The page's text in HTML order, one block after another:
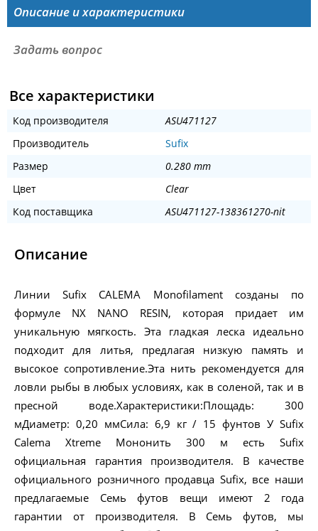
Описание и характеристики
Задать вопрос
Все характеристики
Код производителя
ASU471127
Производитель
Sufix
Размер
0.280 mm
Цвет
Clear
Код поставщика
ASU471127-138361270-nit
Описание
Линии Sufix CALEMA Monofilament созданы по
формуле NX NANO RESIN, которая придает им
уникальную мягкость. Эта гладкая леска идеально
подходит для литья, предлагая низкую память и
высокое сопротивление.Эта нить рекомендуется для
ловли рыбы в любых условиях, как в соленой, так и в
пресной воде.Характеристики:Площадь: 300
мДиаметр: 0,20 ммСила: 6,9 кг / 15 фунтов У Sufix
Calema Xtreme Мононить 300 м есть Sufix
официальная гарантия производителя. В качестве
официального розничного продавца Sufix, все наши
предлагаемые Семь футов вещи имеют 2 года
гарантии от производителя. В Семь футов, мы